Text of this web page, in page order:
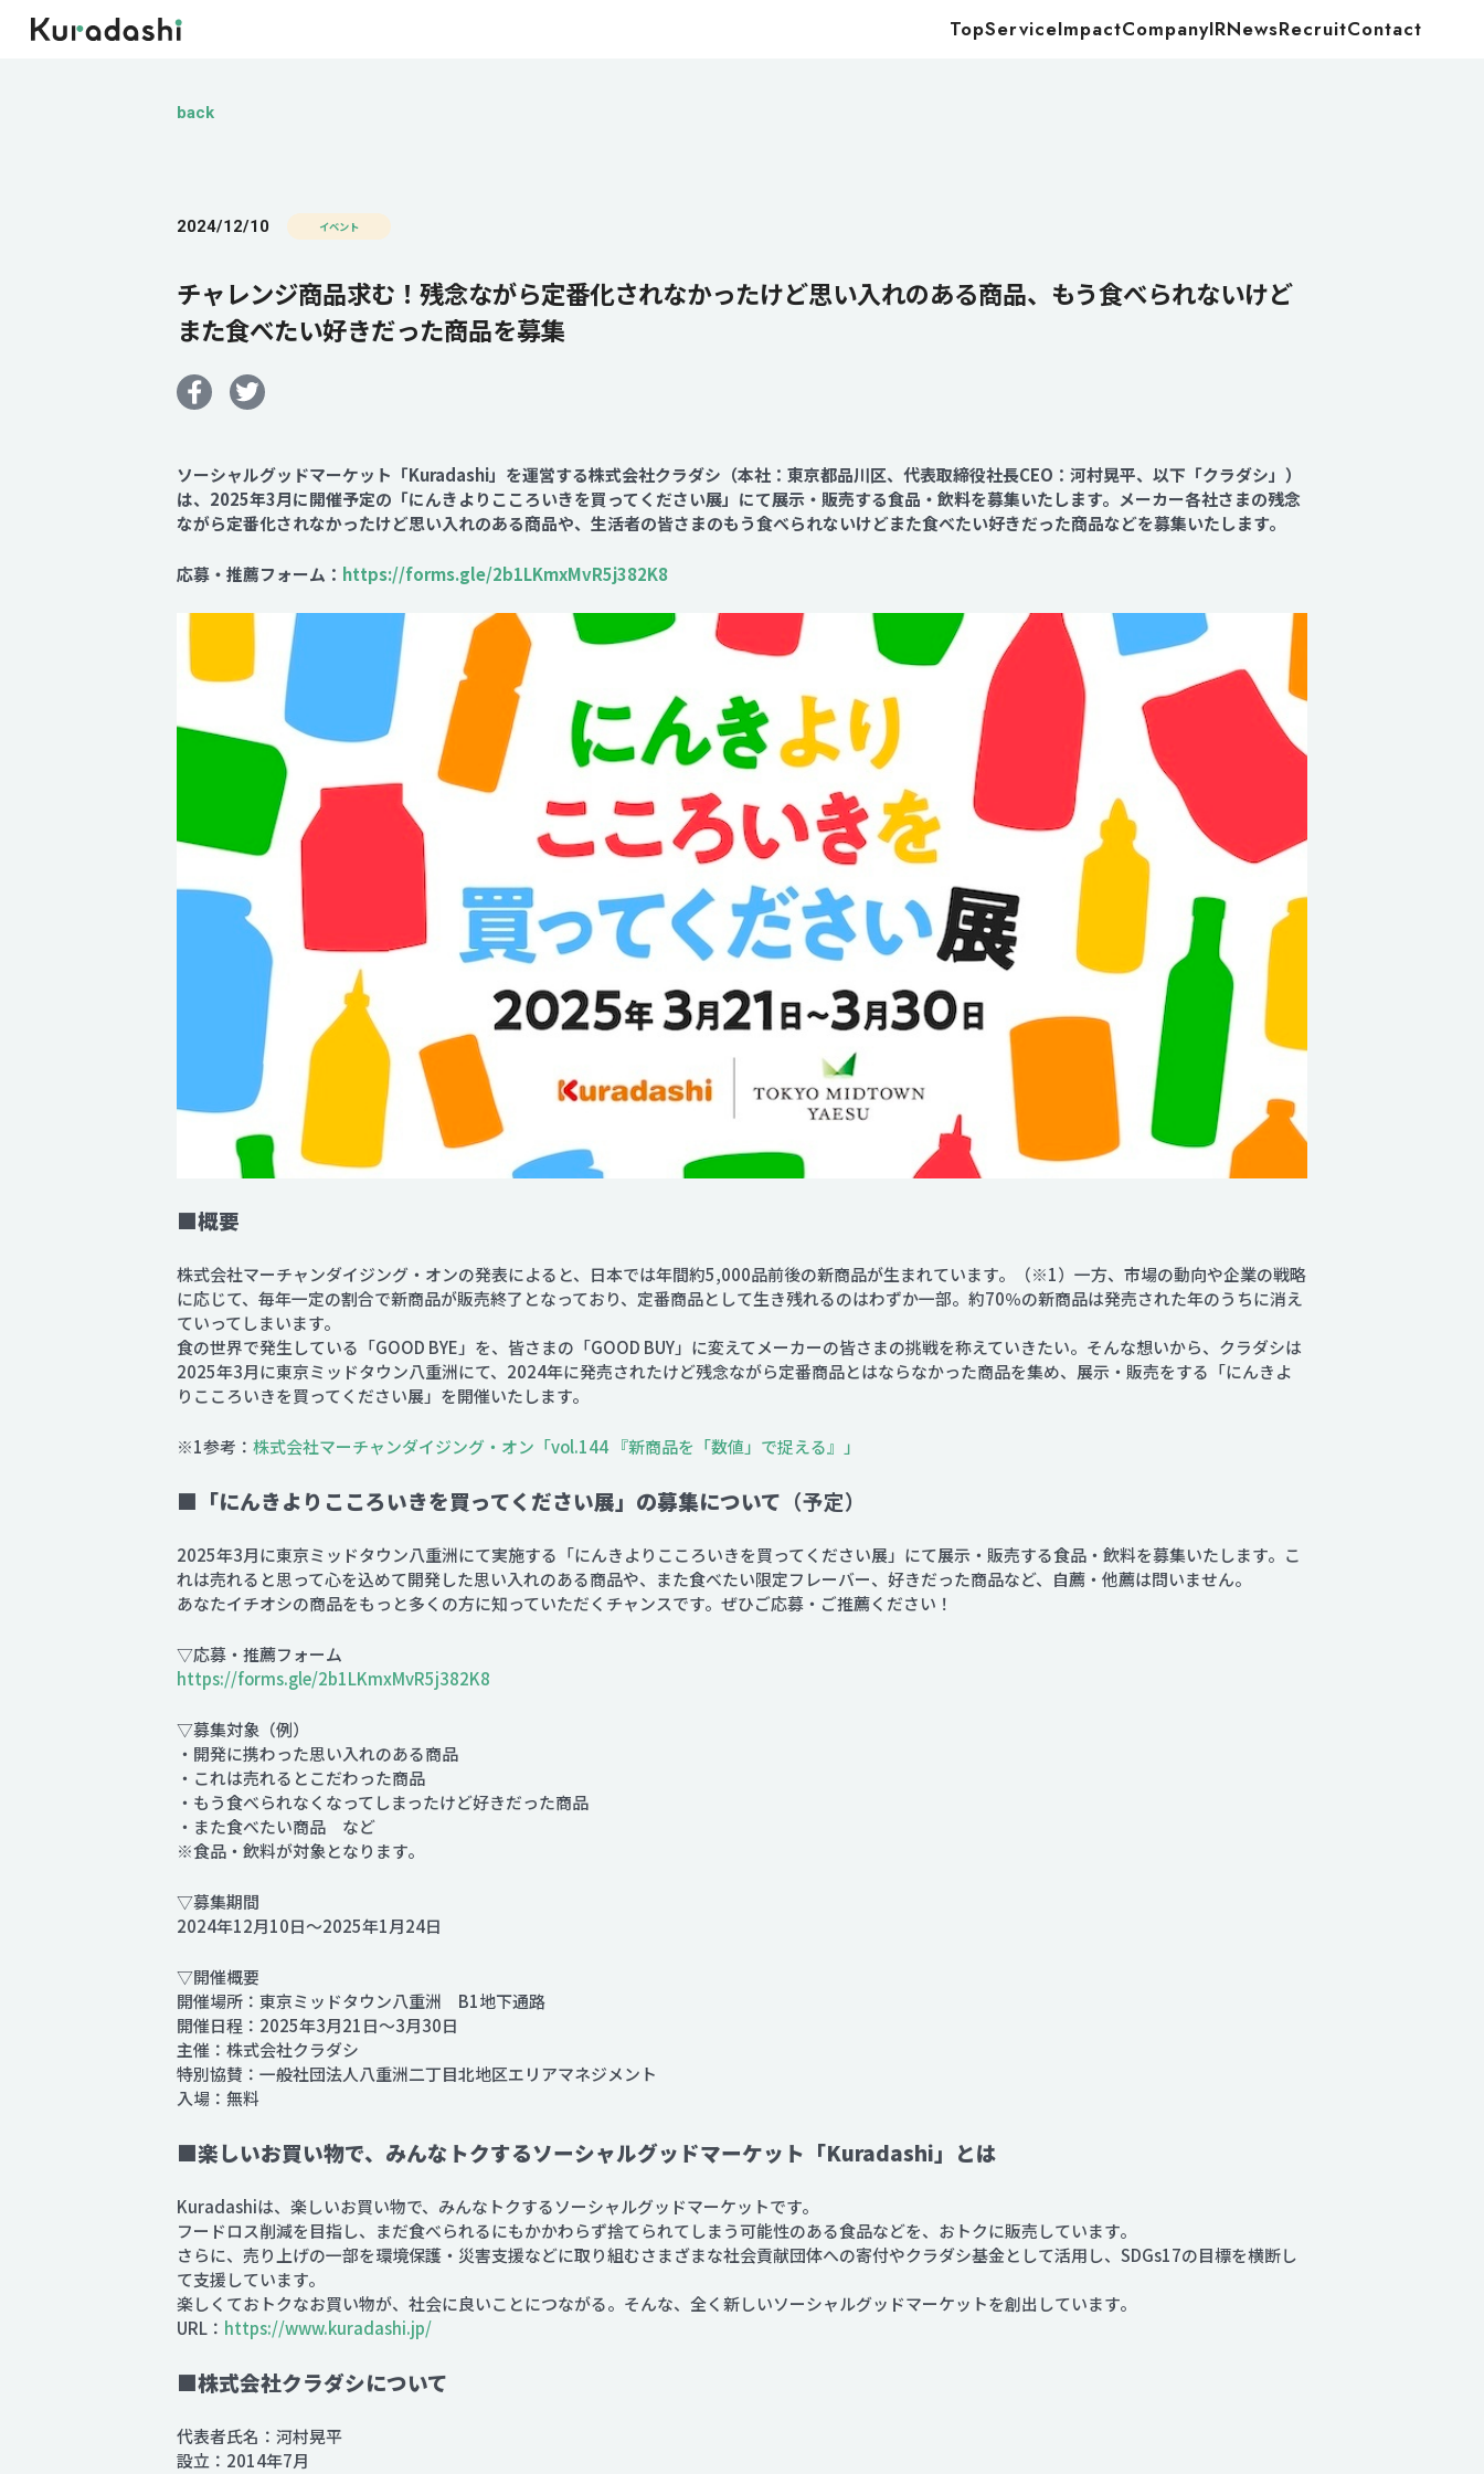
TopServiceImpactCompanyIRNewsRecruitContact
Contact
back
2024/12/10 イベント
チャレンジ商品求む！残念ながら定番化されなかったけど思い入れのある商品、もう食べられないけど
また食べたい好きだった商品を募集
ソーシャルグッドマーケット「Kuradashi」を運営する株式会社クラダシ（本社：東京都品川区、代表取締役社長CEO：河村晃平、以下「クラダシ」）
は、2025年3月に開催予定の「にんきよりこころいきを買ってください展」にて展示・販売する食品・飲料を募集いたします。メーカー各社さまの残念
ながら定番化されなかったけど思い入れのある商品や、生活者の皆さまのもう食べられないけどまた食べたい好きだった商品などを募集いたします。
応募・推薦フォーム： https://forms.gle/2b1LKmxMvR5j382K8
■概要
株式会社マーチャンダイジング・オンの発表によると、日本では年間約5,000品前後の新商品が生まれています。（※1）一方、市場の動向や企業の戦略
に応じて、毎年一定の割合で新商品が販売終了となっており、定番商品として生き残れるのはわずか一部。約70％の新商品は発売された年のうちに消え
ていってしまいます。
食の世界で発生している「GOOD BYE」を、皆さまの「GOOD BUY」に変えてメーカーの皆さまの挑戦を称えていきたい。そんな想いから、クラダシは
2025年3月に東京ミッドタウン八重洲にて、2024年に発売されたけど残念ながら定番商品とはならなかった商品を集め、展示・販売をする「にんきよ
りこころいきを買ってください展」を開催いたします。
※1参考： 株式会社マーチャンダイジング・オン「vol.144 『新商品を「数値」で捉える』」
■「にんきよりこころいきを買ってください展」の募集について （予定）
2025年3月に東京ミッドタウン八重洲にて実施する「にんきよりこころいきを買ってください展」にて展示・販売する食品・飲料を募集いたします。こ
れは売れると思って心を込めて開発した思い入れのある商品や、また食べたい限定フレーバー、好きだった商品など、自薦・他薦は問いません。
あなたイチオシの商品をもっと多くの方に知っていただくチャンスです。ぜひご応募・ご推薦ください！
▽応募・推薦フォーム
https://forms.gle/2b1LKmxMvR5j382K8
▽募集対象（例）
・開発に携わった思い入れのある商品
・これは売れるとこだわった商品
・もう食べられなくなってしまったけど好きだった商品
・また食べたい商品 など
※食品・飲料が対象となります。
▽募集期間
2024年12月10日～2025年1月24日
▽開催概要
開催場所：東京ミッドタウン八重洲 B1地下通路
開催日程：2025年3月21日～3月30日
主催：株式会社クラダシ
特別協賛：一般社団法人八重洲二丁目北地区エリアマネジメント
入場：無料
■楽しいお買い物で、みんなトクするソーシャルグッドマーケット「Kuradashi」とは
Kuradashiは、楽しいお買い物で、みんなトクするソーシャルグッドマーケットです。
フードロス削減を目指し、まだ食べられるにもかかわらず捨てられてしまう可能性のある食品などを、おトクに販売しています。
さらに、売り上げの一部を環境保護・災害支援などに取り組むさまざまな社会貢献団体への寄付やクラダシ基金として活用し、SDGs17の目標を横断し
て支援しています。
楽しくておトクなお買い物が、社会に良いことにつながる。そんな、全く新しいソーシャルグッドマーケットを創出しています。
URL： https://www.kuradashi.jp/
■株式会社クラダシについて
代表者氏名：河村晃平
設立：2014年7月